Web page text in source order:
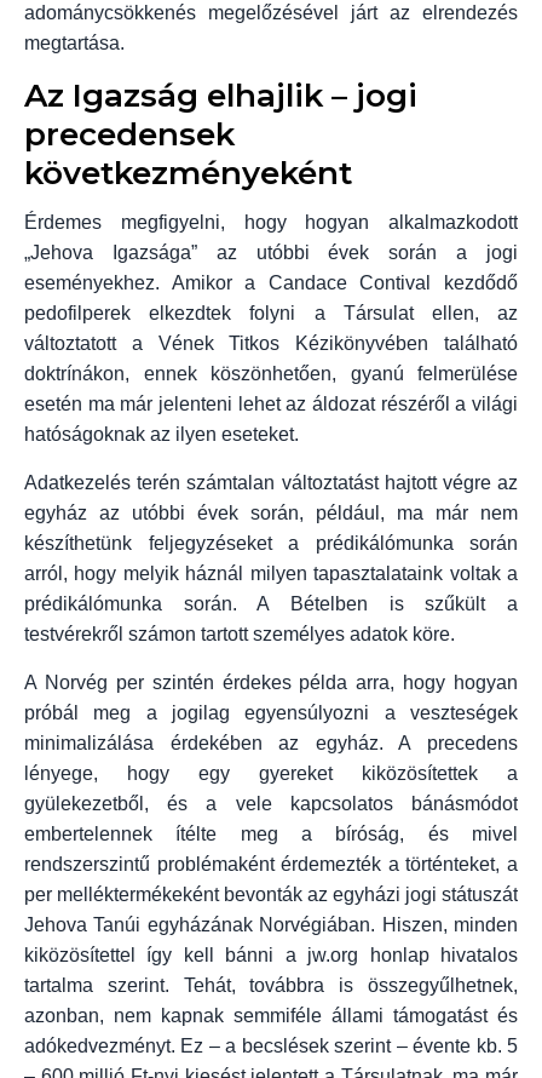
adománycsökkenés megelőzésével járt az elrendezés
megtartása.
Az Igazság elhajlik – jogi
precedensek
következményeként
Érdemes megfigyelni, hogy hogyan alkalmazkodott
„Jehova Igazsága” az utóbbi évek során a jogi
eseményekhez. Amikor a Candace Contival kezdődő
pedofilperek elkezdtek folyni a Társulat ellen, az
változtatott a Vének Titkos Kézikönyvében található
doktrínákon, ennek köszönhetően, gyanú felmerülése
esetén ma már jelenteni lehet az áldozat részéről a világi
hatóságoknak az ilyen eseteket.
Adatkezelés terén számtalan változtatást hajtott végre az
egyház az utóbbi évek során, például, ma már nem
készíthetünk feljegyzéseket a prédikálómunka során
arról, hogy melyik háznál milyen tapasztalataink voltak a
prédikálómunka során. A Bételben is szűkült a
testvérekről számon tartott személyes adatok köre.
A Norvég per szintén érdekes példa arra, hogy hogyan
próbál meg a jogilag egyensúlyozni a veszteségek
minimalizálása érdekében az egyház. A precedens
lényege, hogy egy gyereket kiközösítettek a
gyülekezetből, és a vele kapcsolatos bánásmódot
embertelennek ítélte meg a bíróság, és mivel
rendszerszintű problémaként érdemezték a történteket, a
per melléktermékeként bevonták az egyházi jogi státuszát
Jehova Tanúi egyházának Norvégiában. Hiszen, minden
kiközösítettel így kell bánni a jw.org honlap hivatalos
tartalma szerint. Tehát, továbbra is összegyűlhetnek,
azonban, nem kapnak semmiféle állami támogatást és
adókedvezményt. Ez – a becslések szerint – évente kb. 5